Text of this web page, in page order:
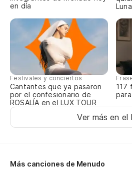
en día
Luna
Festivales y conciertos
Cantantes que ya pasaron
por el confesionario de
ROSALÍA en el LUX TOUR
117
Ver más en el
Más canciones de Menudo